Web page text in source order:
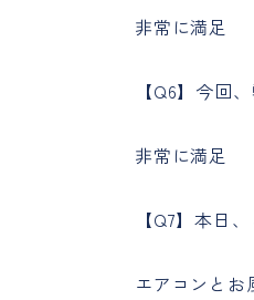
非常に満足
【Q6】今回
非常に満足
【Q7】本日
エアコンとお